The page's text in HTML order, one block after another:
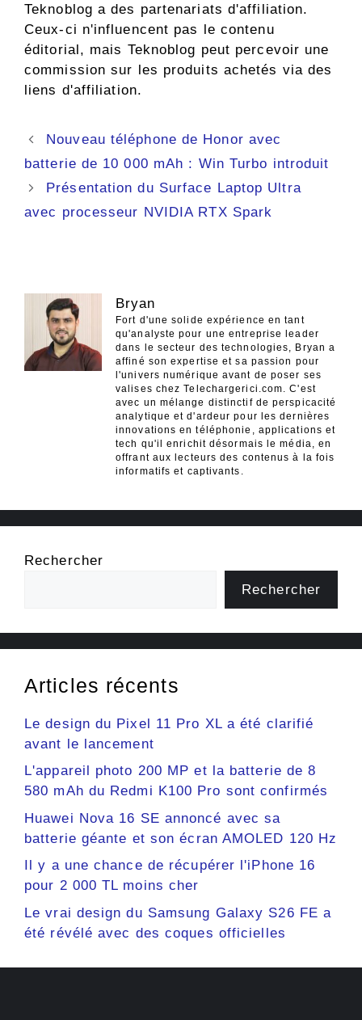
Teknoblog a des partenariats d'affiliation.
Ceux-ci n'influencent pas le contenu
éditorial, mais Teknoblog peut percevoir une
commission sur les produits achetés via des
liens d'affiliation.
Navigation
des
Nouveau téléphone de Honor avec
batterie de 10 000 mAh : Win Turbo introduit
Présentation du Surface Laptop Ultra
avec processeur NVIDIA RTX Spark
Bryan
Fort d'une solide expérience en tant
qu'analyste pour une entreprise leader
dans le secteur des technologies, Bryan a
affiné son expertise et sa passion pour
l'univers numérique avant de poser ses
valises chez Telechargerici.com. C'est
avec un mélange distinctif de perspicacité
analytique et d'ardeur pour les dernières
innovations en téléphonie, applications et
tech qu'il enrichit désormais le média, en
offrant aux lecteurs des contenus à la fois
informatifs et captivants.
Rechercher
Rechercher
Articles récents
Le design du Pixel 11 Pro XL a été clarifié
avant le lancement
L'appareil photo 200 MP et la batterie de 8
580 mAh du Redmi K100 Pro sont confirmés
Huawei Nova 16 SE annoncé avec sa
batterie géante et son écran AMOLED 120 Hz
Il y a une chance de récupérer l'iPhone 16
pour 2 000 TL moins cher
Le vrai design du Samsung Galaxy S26 FE a
été révélé avec des coques officielles